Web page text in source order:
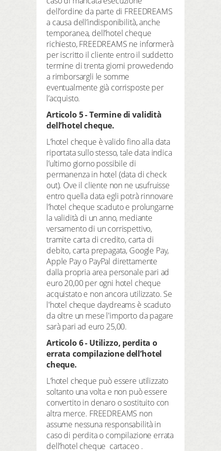
dell’ordine da parte di FREEDREAMS
a causa dell’indisponibilità, anche
temporanea, dell’hotel cheque
richiesto, FREEDREAMS ne informerà
per iscritto il cliente entro il suddetto
termine di trenta giorni provvedendo
a rimborsargli le somme
eventualmente già corrisposte per
l’acquisto.
Articolo 5 - Termine di validità
dell’hotel cheque.
L’hotel cheque è valido fino alla data
riportata sullo stesso, tale data indica
l’ultimo giorno possibile di
permanenza in hotel (data di check
out). Ove il cliente non ne usufruisse
entro quella data egli potrà rinnovare
l’hotel cheque scaduto e prolungarne
la validità di un anno, mediante
versamento di un corrispettivo,
tramite carta di credito, carta di
debito, carta prepagata, Google Pay,
Apple Pay o PayPal direttamente
dalla propria area personale pari ad
euro 20,00 per ogni hotel cheque
acquistato e non ancora utilizzato. Se
l'hotel cheque daydreams è scaduto
da oltre un mese l'importo da pagare
sarà pari ad euro 25,00.
Articolo 6 - Utilizzo, perdita o
errata compilazione dell’hotel
cheque.
L’hotel cheque può essere utilizzato
soltanto una volta e non può essere
convertito in denaro o sostituito con
altra merce. FREEDREAMS non
assume nessuna responsabilità in
caso di perdita o compilazione errata
dell’hotel cheque cartaceo .